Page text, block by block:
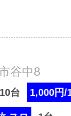
谷中8
10台 1,000円/